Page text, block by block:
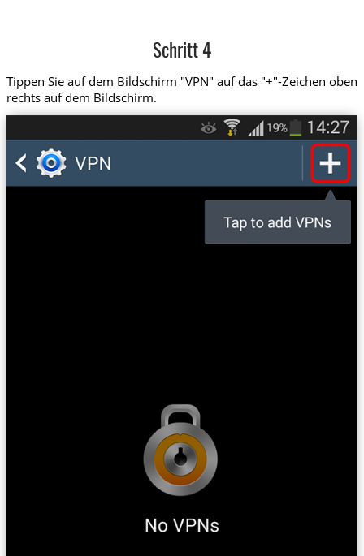
Schritt 4
Tippen Sie auf dem Bildschirm "VPN" auf das "+"-Zeichen oben
rechts auf dem Bildschirm.